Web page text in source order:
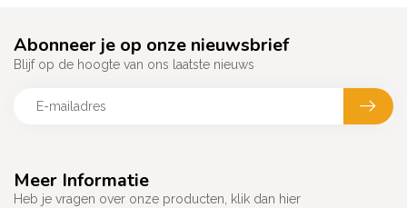
Meer Informatie
Heb je vragen over onze producten, klik dan hier
Abonneer je op onze nieuwsbrief
Blijf op de hoogte van ons laatste nieuws